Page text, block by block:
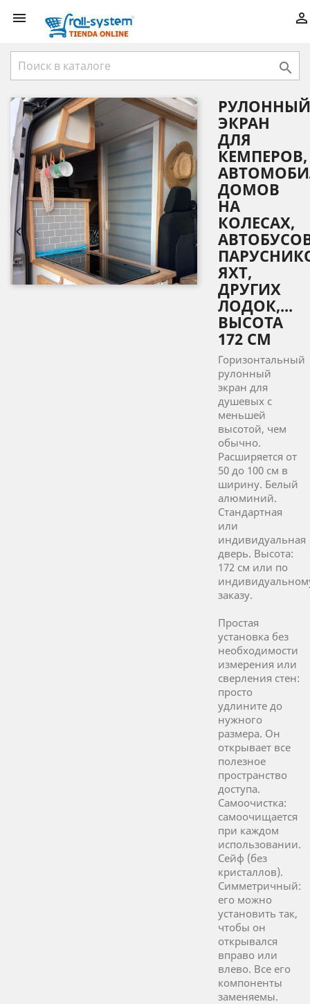
 

 
РУЛОННЫЙ
ЭКРАН
ДЛЯ
КЕМПЕРОВ,
ДОМОВ
НА
КОЛЕСАХ,
ЯХТ,
ДРУГИХ
ЛОДОК,...
ВЫСОТА
172 СМ
Горизонтальный
рулонный
экран для
душевых с
меньшей
высотой, чем
обычно.
Расширяется от
50 до 100 см в
ширину. Белый
алюминий.
Стандартная
или
индивидуальная
дверь. Высота:
172 см или по
заказу.
Простая
установка без
необходимости
измерения или
сверления стен:
просто
удлините до
нужного
размера. Он
открывает все
полезное
пространство
доступа.
Самоочистка:
самоочищается
при каждом
использовании.
Сейф (без
кристаллов).
Симметричный:
его можно
установить так,
чтобы он
открывался
вправо или
влево. Все его
компоненты
заменяемы.